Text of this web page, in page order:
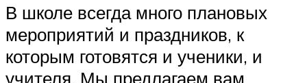
В школе всегда много плановых
мероприятий и праздников, к
которым готовятся и ученики, и
учителя. Мы предлагаем вам